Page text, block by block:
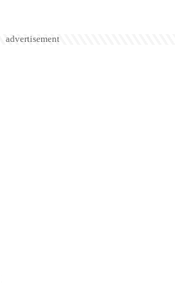
advertisement